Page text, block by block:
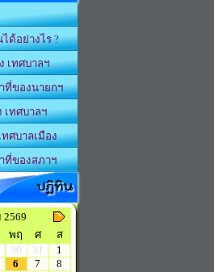
ด้อย่างไร ?
เทศบาลฯ
ที่ของนายกฯ
เทศบาลฯ
ศบาลเมือง
ที่ของสภาฯ
ปฏิทิน
พฤ ศ
ส
30 31
1
6 7
8